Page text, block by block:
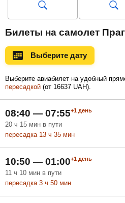
Ноябрь
Билеты на самолет
Выберите дату
Выберите авиабилет на удобный
пересадкой (от 16637 UAH).
08:40 — 07:55+1 день
20 ч 15 мин в пути
пересадка 13 ч 35 мин
10:50 — 01:00+1 день
11 ч 10 мин в пути
пересадка 3 ч 50 мин